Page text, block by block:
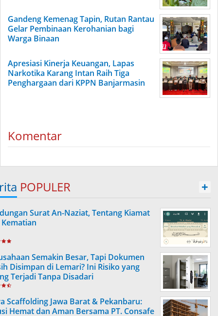
Gandeng Kemenag Tapin, Rutan Rantau
Gelar Pembinaan Kerohanian bagi
Warga Binaan
Apresiasi Kinerja Keuangan, Lapas
Narkotika Karang Intan Raih Tiga
Penghargaan dari KPPN Banjarmasin
Komentar
POPULER +
Surat An-Naziat, Tentang Kiamat
Semakin Besar, Tapi Dokumen
Disimpan di Lemari? Ini Risiko yang
Terjadi Tanpa Disadari
Scaffolding Jawa Barat & Pekanbaru:
Hemat dan Aman Bersama PT. Consafe